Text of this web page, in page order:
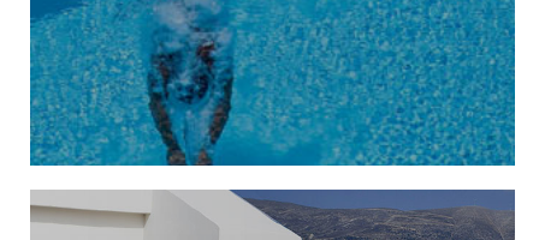
Τρικούβερτο γλέντι στο Πανηγύρι του Σωτήρος στα Τραυλιάτα
[εικόνες +βίντεο]
14:04
Η Κεφαλονιά πρωταγωνιστεί σε νέα δωρεάν ψηφιακή
τουριστική έκδοση με εξώφυλλο τη βραβευμένη παραλία Φτέρη
Εγκαίνια της έκθεσης του Κώστα Ευαγγελάτου στη σύγχρονη
πινακοθήκη “villa Ροδόπη”, στις 8 Αυγούστου